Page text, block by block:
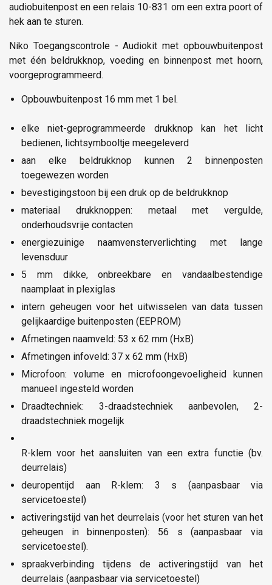
audiobuitenpost en een relais 10-831 om een extra poort of
hek aan te sturen.
Niko Toegangscontrole - Audiokit met opbouwbuitenpost
met één beldrukknop, voeding en binnenpost met hoorn,
voorgeprogrammeerd.
Opbouwbuitenpost 16 mm met 1 bel.
elke niet-geprogrammeerde drukknop kan het licht
bedienen, lichtsymbooltje meegeleverd
aan elke beldrukknop kunnen 2 binnenposten
toegewezen worden
bevestigingstoon bij een druk op de beldrukknop
materiaal drukknoppen: metaal met vergulde,
onderhoudsvrije contacten
energiezuinige naamvensterverlichting met lange
levensduur
5 mm dikke, onbreekbare en vandaalbestendige
naamplaat in plexiglas
intern geheugen voor het uitwisselen van data tussen
gelijkaardige buitenposten (EEPROM)
Afmetingen naamveld: 53 x 62 mm (HxB)
Afmetingen infoveld: 37 x 62 mm (HxB)
Microfoon: volume en microfoongevoeligheid kunnen
manueel ingesteld worden
Draadtechniek: 3-draadstechniek aanbevolen, 2-
draadstechniek mogelijk
R-klem voor het aansluiten van een extra functie (bv.
deurrelais)
deuropentijd aan R-klem: 3 s (aanpasbaar via
servicetoestel)
activeringstijd van het deurrelais (voor het sturen van het
geheugen in binnenposten): 56 s (aanpasbaar via
servicetoestel).
spraakverbinding tijdens de activeringstijd van het
deurrelais (aanpasbaar via servicetoestel)